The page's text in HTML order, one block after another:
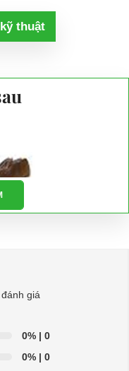
thuật
giá
0% | 0
0% | 0